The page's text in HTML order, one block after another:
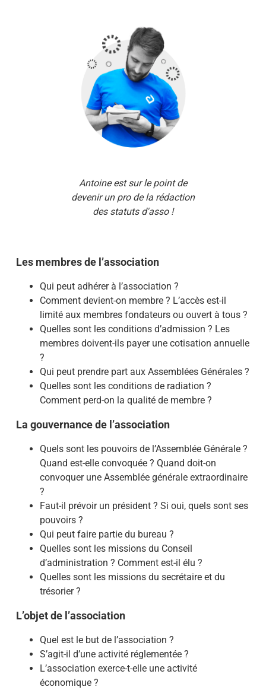
Antoine est sur le point de
devenir un pro de la rédaction
des statuts d'asso !
Les membres de l’association
Qui peut adhérer à l’association ?
Comment devient-on membre ? L’accès est-il
limité aux membres fondateurs ou ouvert à tous ?
Quelles sont les conditions d’admission ? Les
membres doivent-ils payer une cotisation annuelle
?
Qui peut prendre part aux Assemblées Générales ?
Quelles sont les conditions de radiation ?
Comment perd-on la qualité de membre ?
La gouvernance de l’association
Quels sont les pouvoirs de l’Assemblée Générale ?
Quand est-elle convoquée ? Quand doit-on
convoquer une Assemblée générale extraordinaire
?
Faut-il prévoir un président ? Si oui, quels sont ses
pouvoirs ?
Qui peut faire partie du bureau ?
Quelles sont les missions du Conseil
d’administration ? Comment est-il élu ?
Quelles sont les missions du secrétaire et du
trésorier ?
L’objet de l’association
Quel est le but de l’association ?
S’agit-il d’une activité réglementée ?
L’association exerce-t-elle une activité
économique ?